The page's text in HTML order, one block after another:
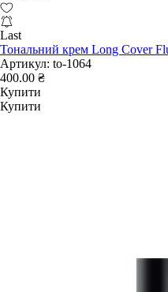
Last
Тональний крем Long Cover
Артикул: to-1064
400.00 ₴
Купити
Купити